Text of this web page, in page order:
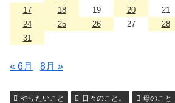
17
18 19 20 21
24
25 26 27 28
31
« 6月 8月 »
やりたいこと 日々のこと。 母のこと